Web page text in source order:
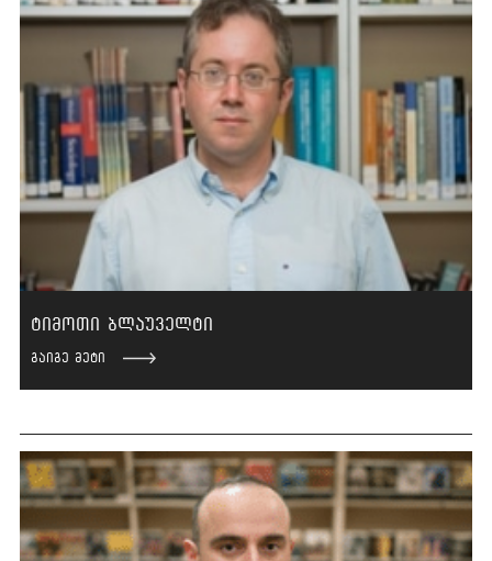
ტიმოთი ბლაუველტი
გაიგე მეტი